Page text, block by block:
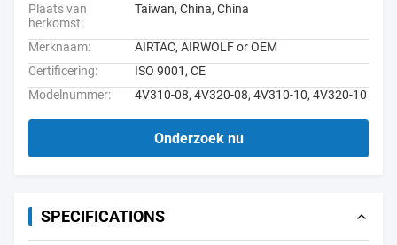
Plaats van
herkomst:
Taiwan, China, China
Merknaam:
AIRTAC, AIRWOLF or OEM
Certificering:
ISO 9001, CE
Modelnummer:
4V310-08, 4V320-08, 4V310-10, 4V320-10
Onderzoek nu
SPECIFICATIONS